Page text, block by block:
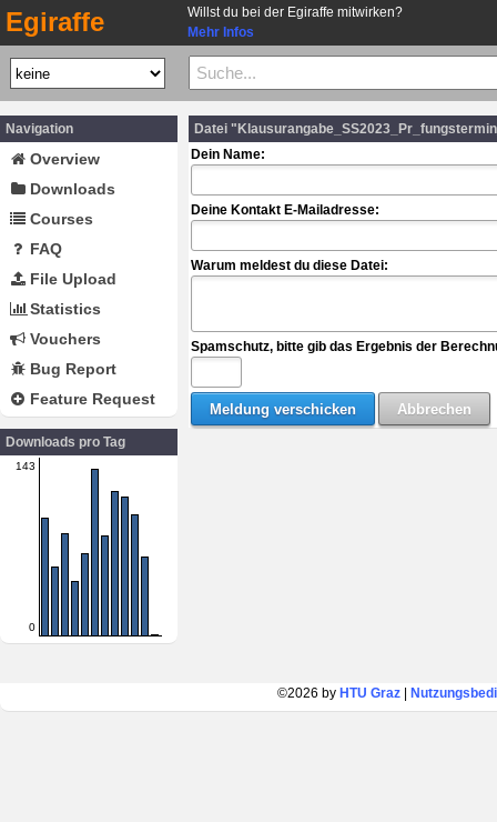
Egiraffe
Willst du bei der Egiraffe mitwirken?
Mehr Infos
Navigation
Overview
Downloads
Courses
FAQ
File Upload
Statistics
Vouchers
Bug Report
Feature Request
Downloads pro Tag
143
0
Datei
Dein Name:
Deine Kontakt E-Mailadresse:
Warum meldest du diese Datei:
Spamschutz, bitte gib das Ergebnis der
©2026 by HTU Graz|